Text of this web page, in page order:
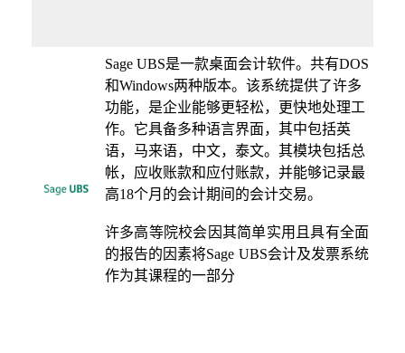
Sage UBS是一款桌面会计软件。共有DOS
和Windows两种版本。该系统提供了许多
功能，是企业能够更轻松，更快地处理工
作。它具备多种语言界面，其中包括英
语，马来语，中文，泰文。其模块包括总
帐，应收账款和应付账款，并能够记录最
高18个月的会计期间的会计交易。
许多高等院校会因其简单实用且具有全面
的报告的因素将Sage UBS会计及发票系统
作为其课程的一部分